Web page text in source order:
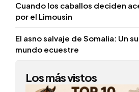
Cuando los caballos deciden
por el Limousin
El asno salvaje de Somalia: Un
mundo ecuestre
Los más vistos